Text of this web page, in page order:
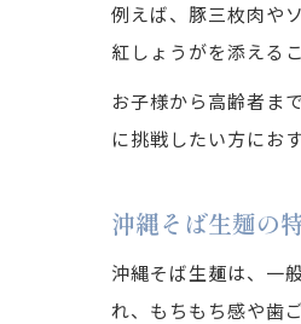
例えば、豚三枚肉や
紅しょうがを添える
お子様から高齢者ま
に挑戦したい方にお
沖縄そば生麺の
沖縄そば生麺は、一
れ、もちもち感や歯